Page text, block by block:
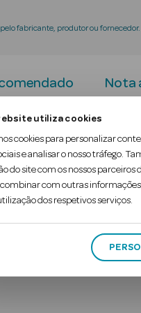
utiliza cookies
cookies para personalizar
e analisar o nosso tráfego.
do site com os nossos parceiros
com outras
dos respetivos serviços.
fabricante, produtor ou fornecedor.
Nota
todo o dia
núcleo das